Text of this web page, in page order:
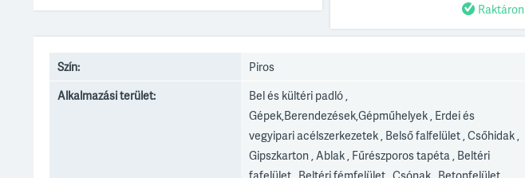
Raktáron
Szín:
Piros
Alkalmazási terület:
Bel és kültéri padló ,
Gépek,Berendezések,Gépműhelyek , Erdei és
vegyipari acélszerkezetek , Belső falfelület , Csőhidak ,
Gipszkarton , Ablak , Fűrészporos tapéta , Beltéri